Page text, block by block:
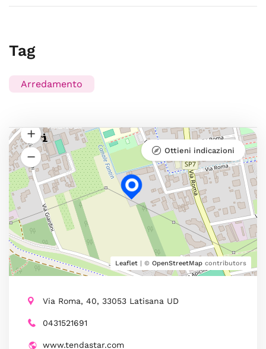
Tag
Arredamento
Leaflet | © OpenStreetMap contributors
Ottieni indicazioni
Via Roma, 40, 33053 Latisana UD
0431521691
www.tendastar.com